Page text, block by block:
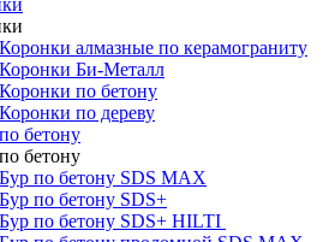
Коронки алмазные по керамограниту
Коронки Би-Металл
Коронки по бетону
Коронки по дереву
бетону
бетону
Бур по бетону SDS MAX
Бур по бетону SDS+
Бур по бетону SDS+ HILTI